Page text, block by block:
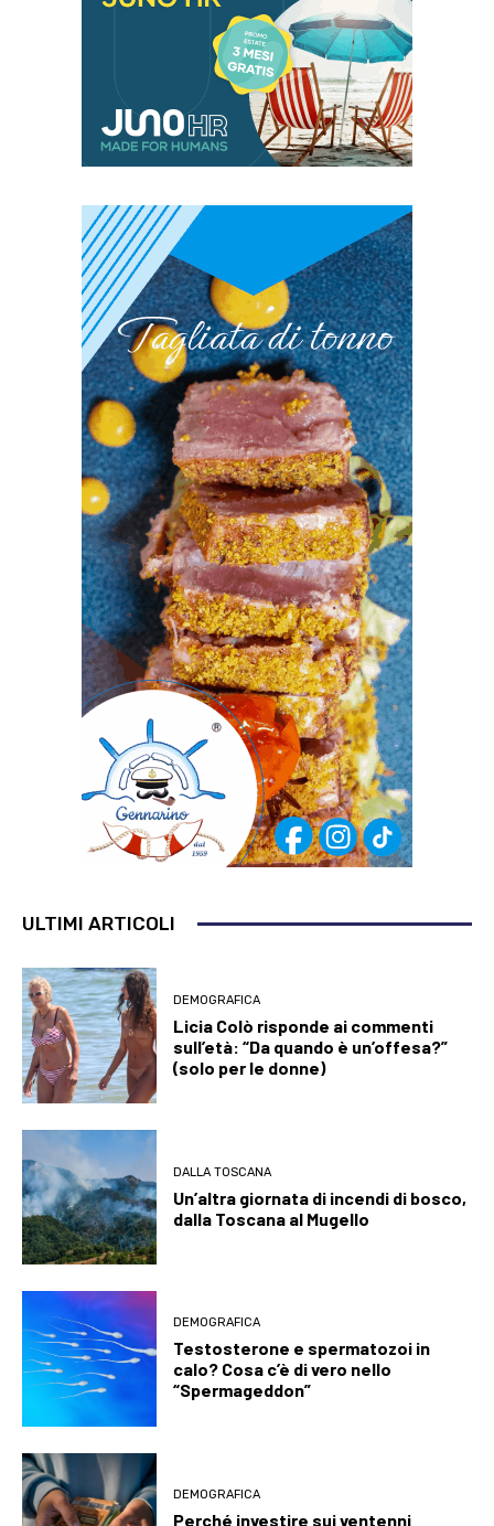
ULTIMI ARTICOLI
DEMOGRAFICA
Licia Colò risponde ai commenti
sull’età: “Da quando è un’offesa?”
(solo per le donne)
DALLA TOSCANA
Un’altra giornata di incendi di bosco,
dalla Toscana al Mugello
DEMOGRAFICA
Testosterone e spermatozoi in
calo? Cosa c’è di vero nello
“Spermageddon”
DEMOGRAFICA
Perché investire sui ventenni